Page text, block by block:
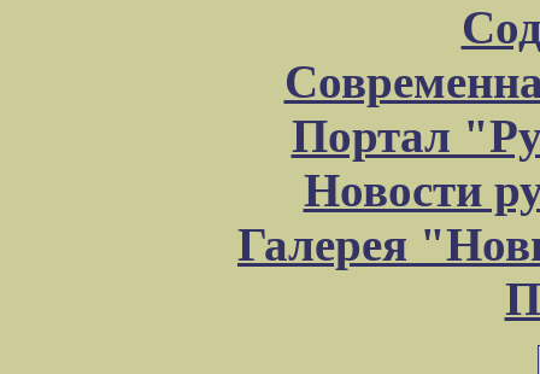
Портал
Новости
Галерея